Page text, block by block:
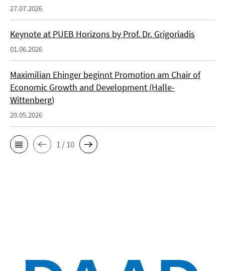
27.07.2026
Keynote at PUEB Horizons by Prof. Dr. Grigoriadis
01.06.2026
Maximilian Ehinger beginnt Promotion am Chair of
Economic Growth and Development (Halle-
Wittenberg)
29.05.2026
1 / 10